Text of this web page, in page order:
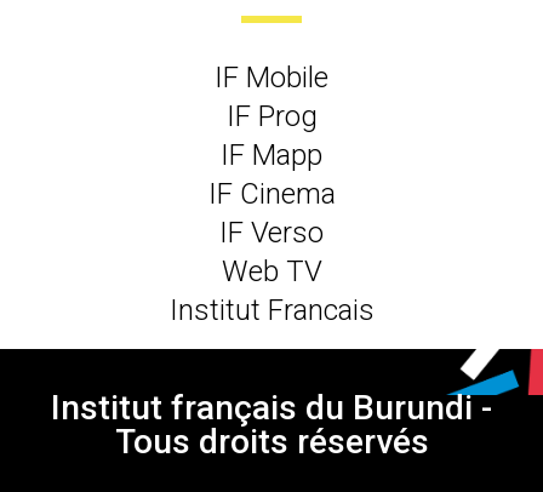
IF Mobile
IF Prog
IF Mapp
IF Cinema
IF Verso
Web TV
Institut Francais
Institut français du Burundi -
Tous droits réservés